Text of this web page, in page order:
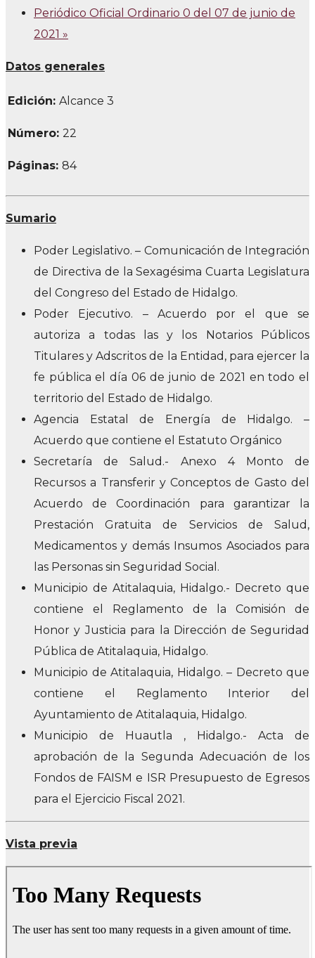
Periódico Oficial Ordinario 0 del 07 de junio de
2021 »
Datos generales
Edición: Alcance 3
Número: 22
Páginas: 84
Sumario
Poder Legislativo. – Comunicación de Integración
de Directiva de la Sexagésima Cuarta Legislatura
del Congreso del Estado de Hidalgo.
Poder Ejecutivo. – Acuerdo por el que se
autoriza a todas las y los Notarios Públicos
Titulares y Adscritos de la Entidad, para ejercer la
fe pública el día 06 de junio de 2021 en todo el
territorio del Estado de Hidalgo.
Agencia Estatal de Energía de Hidalgo. –
Acuerdo que contiene el Estatuto Orgánico
Secretaría de Salud.- Anexo 4 Monto de
Recursos a Transferir y Conceptos de Gasto del
Acuerdo de Coordinación para garantizar la
Prestación Gratuita de Servicios de Salud,
Medicamentos y demás Insumos Asociados para
las Personas sin Seguridad Social.
Municipio de Atitalaquia, Hidalgo.- Decreto que
contiene el Reglamento de la Comisión de
Honor y Justicia para la Dirección de Seguridad
Pública de Atitalaquia, Hidalgo.
Municipio de Atitalaquia, Hidalgo. – Decreto que
contiene el Reglamento Interior del
Ayuntamiento de Atitalaquia, Hidalgo.
Municipio de Huautla , Hidalgo.- Acta de
aprobación de la Segunda Adecuación de los
Fondos de FAISM e ISR Presupuesto de Egresos
para el Ejercicio Fiscal 2021.
Vista previa
to